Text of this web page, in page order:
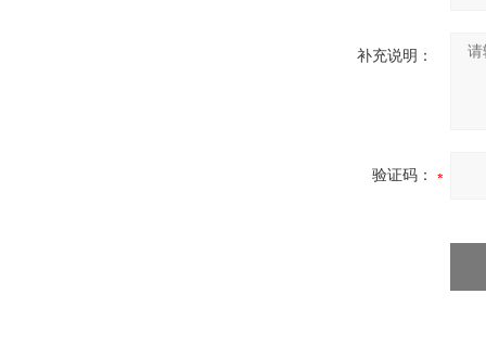
补充说明：
验证码：